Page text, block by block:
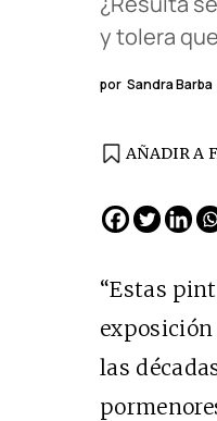
y tolera
por Sandra Barba
AÑADIR A
“Estas
las